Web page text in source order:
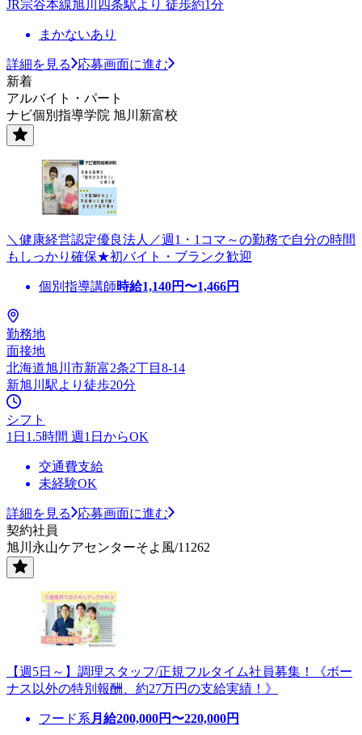
JR宗谷本線旭川四条駅より 徒歩約1分
まかないあり
詳細を見る
応募画面に進む
新着
アルバイト・パート
ナビ個別指導学院 旭川新富校
＼健康経営認定優良法人／週1・1コマ～の勤務で自分の時間
もしっかり確保★初バイト・ブランク歓迎
個別指導講師時給1,140円〜1,466円
勤務地
面接地
北海道旭川市新富2条2丁目8-14
新旭川駅より徒歩20分
シフト
1日1.5時間 週1日からOK
交通費支給
未経験OK
詳細を見る
応募画面に進む
契約社員
旭川永山ケアセンターそよ風/11262
【週5日～】調理スタッフ/正規フルタイム社員募集！《ボー
ナス以外の特別報酬、約27万円の支給実績！》
フード系 月給200,000円〜220,000円